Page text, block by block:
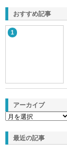
おすすめ記事
1
アーカイブ
最近の記事